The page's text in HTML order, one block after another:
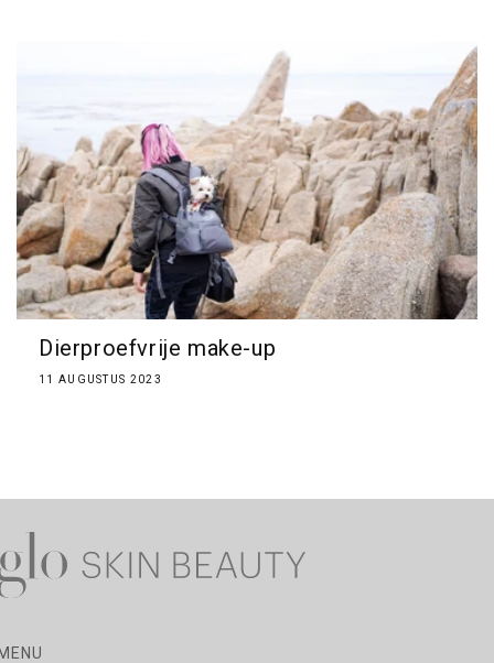
Dierproefvrije make-up
11 AUGUSTUS 2023